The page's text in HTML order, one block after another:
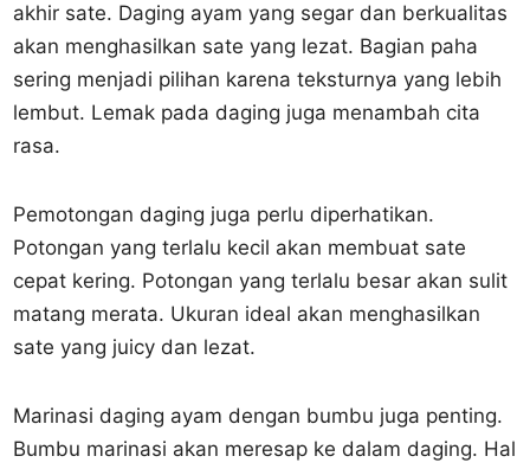
akhir sate. Daging ayam yang segar dan berkualitas
akan menghasilkan sate yang lezat. Bagian paha
sering menjadi pilihan karena teksturnya yang lebih
lembut. Lemak pada daging juga menambah cita
rasa.
Pemotongan daging juga perlu diperhatikan.
Potongan yang terlalu kecil akan membuat sate
cepat kering. Potongan yang terlalu besar akan sulit
matang merata. Ukuran ideal akan menghasilkan
sate yang juicy dan lezat.
Marinasi daging ayam dengan bumbu juga penting.
Bumbu marinasi akan meresap ke dalam daging. Hal